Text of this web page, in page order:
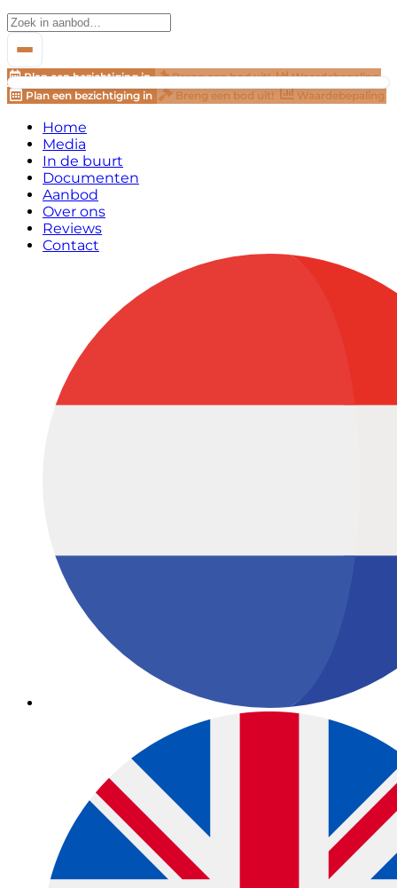
Plan een bezichtiging in Breng een bod uit!
Waardebepaling
Plan een bezichtiging in
Breng een bod uit! Waardebepaling
Home
Media
In de buurt
Documenten
Aanbod
Over ons
Reviews
Contact